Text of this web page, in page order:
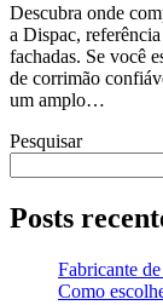
Descubra onde
a Dispac,
fachadas. Se você
de corrimão
um amplo…
Pesquisar
Posts
Fabricante
Como